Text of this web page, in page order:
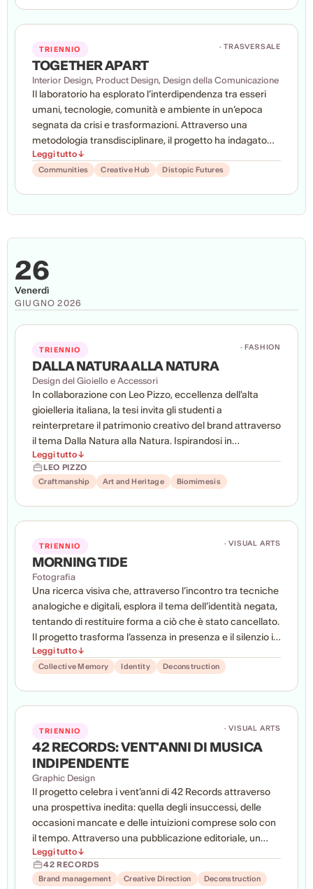
innovative di condivisione, comunità e qualità
dell'abitare.
TRIENNIO · TRASVERSALE
TOGETHER APART
Interior Design, Product Design, Design della Comunicazione
Il laboratorio ha esplorato l’interdipendenza tra esseri
umani, tecnologie, comunità e ambiente in un’epoca
segnata da crisi e trasformazioni. Attraverso una
metodologia transdisciplinare, il progetto ha indagato
uno scenario distopico in cui, a causa di un virus
informatico, sia necessario uno shutdown globale del
come ad esempio i social network, la fruizione della
persone, macchine e natura.
Leggi tutto ↓
Communities Creative Hub Distopic Futures
26
Venerdì
GIUGNO 2026
TRIENNIO · FASHION
DALLA NATURA ALLA NATURA
Design del Gioiello e Accessori
In collaborazione con Leo Pizzo, eccellenza dell'alta
gioielleria italiana, la tesi invita gli studenti a
reinterpretare il patrimonio creativo del brand attraverso
il tema Dalla Natura alla Natura. Ispirandosi in
particolare alla collezione Flora, il progetto esplora
nuove collezioni di gioielli che trasformano diamanti,
zaffiri e pietre preziose in forme scultoree ispirate al
tridimensionale e prototipazione convergono nella
di coniugare artigianalità, innovazione, indossabilità e
identità estetica del marchio.
Leggi tutto ↓
LEO PIZZO
Craftmanship
Art and Heritage Biomimesis
TRIENNIO · VISUAL ARTS
MORNING TIDE
Fotografia
Una ricerca visiva che, attraverso l’incontro tra tecniche
analogiche e digitali, esplora il tema dell’identità negata,
tentando di restituire forma a ciò che è stato cancellato.
Il progetto trasforma l’assenza in presenza e il silenzio in
uno spazio di memoria condivisa e riflessione collettiva.
Leggi tutto ↓
Collective Memory Identity Deconstruction
TRIENNIO · VISUAL ARTS
42 RECORDS: VENT'ANNI DI MUSICA
INDIPENDENTE
Graphic Design
Il progetto celebra i vent’anni di 42 Records attraverso
una prospettiva inedita: quella degli insuccessi, delle
occasioni mancate e delle intuizioni comprese solo con
il tempo. Attraverso una pubblicazione editoriale, un
poster, una linea di merchandising e un evento di lancio,
il progetto trasforma l’errore in un elemento narrativo e
identitario, raccontando come anche i fallimenti
Leggi tutto ↓
42 RECORDS
Brand management
Creative Direction Deconstruction